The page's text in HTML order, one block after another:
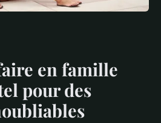
en famille
pour des